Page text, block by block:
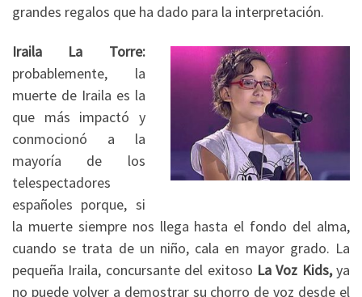
grandes regalos que ha dado para la interpretación.
Iraila La Torre:
probablemente, la
muerte de Iraila es la
que más impactó y
conmocionó a la
mayoría de los
telespectadores
españoles porque, si
la muerte siempre nos llega hasta el fondo del alma,
cuando se trata de un niño, cala en mayor grado. La
pequeña Iraila, concursante del exitoso La Voz Kids,ya
no puede volver a demostrar su chorro de voz desde el